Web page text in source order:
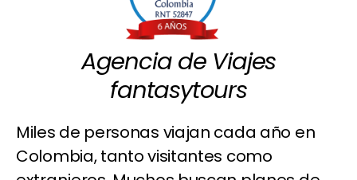
Agencia de Viajes
fantasytours
Miles de personas viajan cada año en
Colombia, tanto visitantes como